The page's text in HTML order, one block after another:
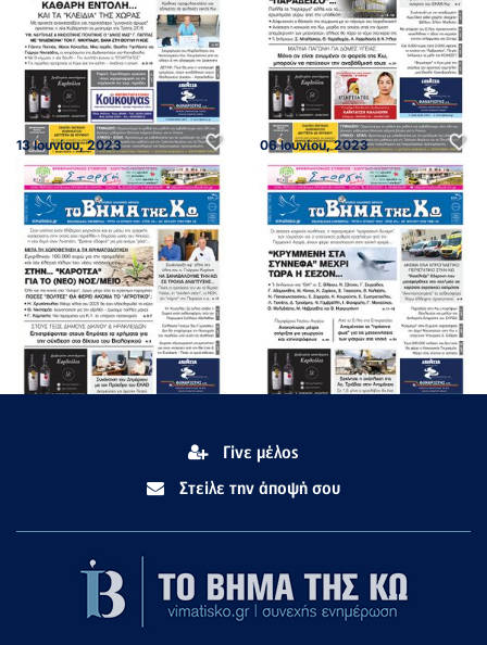
13 Ιουνίου, 2023 06 Ιουνίου, 2023
Γίνε μέλος
Στείλε την άποψή σου